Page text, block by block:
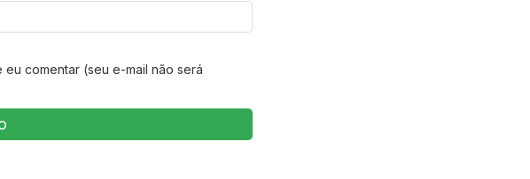
comentar (seu e-mail não será